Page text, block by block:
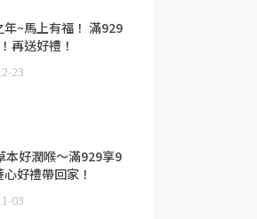
年~馬上有福！ ​滿929
再送好禮！
23
本好潤喉～滿929享9
好禮帶回家！
03